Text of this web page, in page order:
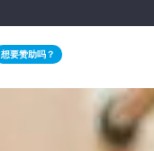
想要赞助吗？